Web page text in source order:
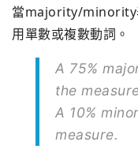
當majority/minority
用單數或複數動詞。
A 75%
the
A 10%
measure.